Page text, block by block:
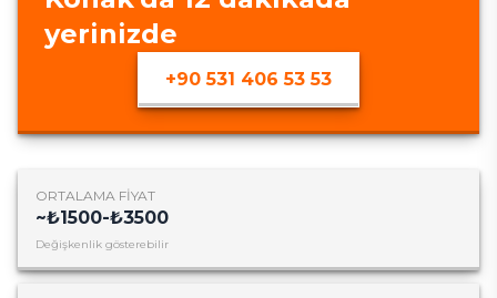
yerinizde
+90 531 406 53 53
ORTALAMA FIYAT
~₺1500-₺3500
Değişkenlik gösterebilir